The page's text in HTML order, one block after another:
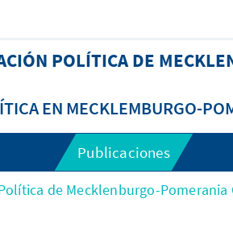
POLÍTICA DE
EN MECKLEMBURGO-
Publicaciones
de Mecklenburgo-Pomerania